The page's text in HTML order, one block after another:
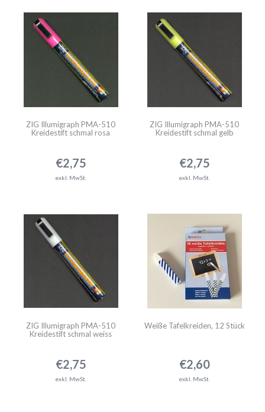
ZIG Illumigraph PMA-510
Kreidestift schmal rosa
€2,75
exkl. MwSt.
ZIG Illumigraph PMA-510
Kreidestift schmal gelb
€2,75
exkl. MwSt.
ZIG Illumigraph PMA-510
Kreidestift schmal weiss
€2,75
exkl. MwSt.
Weiße Tafelkreiden, 12 Stück
€2,60
exkl. MwSt.